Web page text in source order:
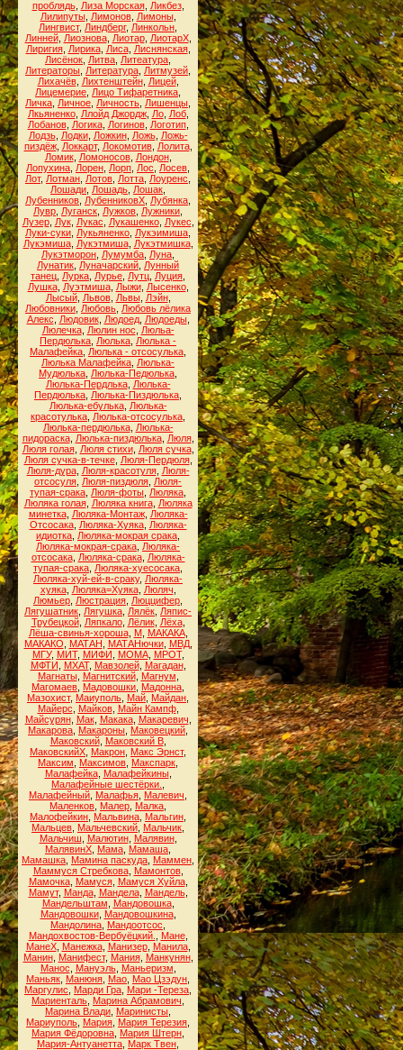
проблядь, Лиза Морская, Ликбез,
Лилипуты, Лимонов, Лимоны,
Лингвист, Линдберг, Линкольн
Линней, Лиознова, Лиотар, ЛиотарХ,
Лиригия, Лирика, Лиса, Лиснянская,
Лисёнок Литва Литеатура
Литераторы Литература Литмузей
Лихачёв, Лихтенштейн, Лицей,
Лицемерие Лицо Тифаретника
Личка Личное Личность Лишенцы
Лкьяненко, Ллойд Джордж, Ло, Лоб,
Лобанов, Логика, Логинов, Логотип,
Лодзь, Лодки, Ложкин, Ложь, Ложь-
пиздёж, Локкарт, Локомотив, Лолита,
Ломик, Ломоносов, Лондон,
Лопухина Лорен Лорп Лос Лосев
Лот, Лотман Лотов Лотта Лоуренс
Лошади Лошадь Лошак
Лубенников ЛубенниковХ Лубянка
Лувр Луганск Лужков Лужники
Лузер, Лук, Лукас Лукашенко, Лукес
Луки-суки Лукьяненко Лукэимиша
Лукэмиша, Лукэтмиша, Лукэтмишка,
Лукэтморон Лумумба Луна
Лунатик Луначарский Лунный
танец Лурка Лурье Лутц Луция
Лушка, Луэтмиша, Лыжи, Лысенко,
Лысый, Львов, Львы, Лэйн,
Любовники Любовь Любовь лёлика
Алекс
Людовик, Людоед, Людоеды,
Люлечка, Люлин нос
Люльа-
Пердюлька Люлька Люлька -
Малафейка Люлька - отсосулька
Люлька Малафейка Люлька-
Мудюлька Люлька-Педюлька
Люлька-Пердлька, Люлька-
Пердюлька Люлька-Пиздюлька
Люлька-ебулька, Люлька-
красотулька Люлька-отсосулька
Люлька-пердюлька, Люлька-
пидораска, Люлька-пиздюлька, Люля,
Люля голая, Люля стихи, Люля сучка,
Люля сучка-в-течке, Люля-Пердюля,
Люля-дура, Люля-красотуля, Люля-
отсосуля Люля-пиздюля Люля-
тупая-срака Люля-фоты Люляка
Люляка голая, Люляка книга, Люляка
минетка, Люляка-Монтаж, Люляка-
Отсосака, Люляка-Хуяка, Люляка-
идиотка Люляка-мокрая срака
Люляка-мокрая-срака Люляка-
отсосака, Люляка-срака, Люляка-
тупая-срака Люляка-хуесосака
Люляка-хуй-ей-в-сраку, Люляка-
хуяка, Люляка=Хуяка, Люляч
Люмьер Люстрация Люццифер
Лягушатник Лягушка Лялёк Ляпис-
Трубецкой, Ляпкало, Лёлик, Лёха,
Лёша-свинья-хороша, М, МАКАКА,
МАКАКО
МАТАН МАТАНючки, МВД,
МГУ, МИТ, МИФИ МОМА, МРОТ,
МФТИ
МХАТ, Мавзолей, Магадан,
Магнаты, Магнитский, Магнум
Магомаев Мадовошки Мадонна
Мазохист, Маиуполь Май Майдан
Майерс
Майков, Майн Кампф,
Майсурян, Мак, Макака, Макаревич
Макарова Макароны Маковецкий
Маковский, Маковский В,
МаковскийХ Макрон Макс Эрнст,
Максим
Максимов Макспарк
Малафейка, Малафейкины,
Малафейные шестёрки.
Малафейный Малафья Малевич
Маленков Малер Малка
Малофейкин Мальвина Мальгин
Мальцев Мальчевский Мальчик
Мальчиш
Малютин, Малявин,
МалявинХ Мама Мамаша
Мамашка Мамина паскуда Маммен
Маммуся Стребкова, Мамонтов,
Мамочка, Мамуся, Мамуся Хуйла,
Мамут, Манда, Мандела, Мандель,
Мандельштам
Мандовошка,
Мандовошки, Мандовошкина,
Мандолина Мандоотсос
Мандохвостов-Вербуёцкий.
Мане,
МанеХ, Манежка, Манизер, Манила,
Манин, Манифест, Мания, Манкунян,
Манос
Мануэль, Маньеризм
Маньяк Манюня Мао Мао Цзэдун
Маргулис
Марди Гра Мари -Тереза
Мариенталь Марина Абрамович
Марина Влади Маринисты
Мариуполь Мария Мария Терезия
Мария Фёдоровна Мария Штерн
Мария-Антуанетта Марк Твен